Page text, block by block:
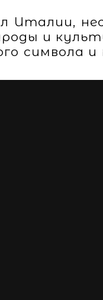
Италии,
и
символа